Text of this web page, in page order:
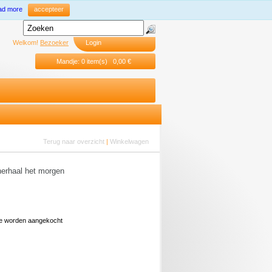
more accepteer
Welkom! Bezoeker Login
Mandje: 0 item(s) 0,00 €
Terug naar overzicht |Winkelwagen
het morgen
worden aangekocht